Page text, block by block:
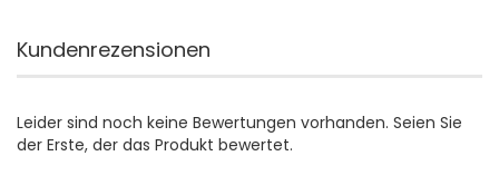
Kundenrezensionen
Leider sind noch keine Bewertungen vorhanden. Seien Sie
der Erste, der das Produkt bewertet.